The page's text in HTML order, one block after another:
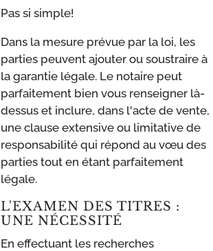
Pas si simple!
Dans la mesure prévue par la loi, les
parties peuvent ajouter ou soustraire à
la garantie légale. Le notaire peut
parfaitement bien vous renseigner là-
dessus et inclure, dans l'acte de vente,
une clause extensive ou limitative de
responsabilité qui répond au vœu des
parties tout en étant parfaitement
légale.
L'EXAMEN DES TITRES :
UNE NÉCESSITÉ
En effectuant les recherches